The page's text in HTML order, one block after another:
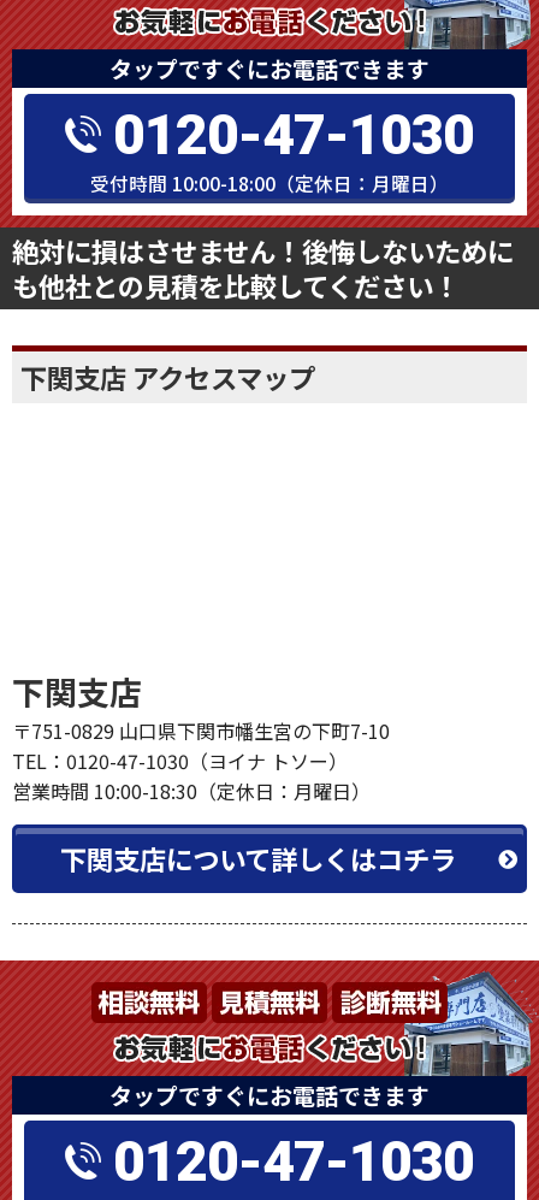
タップですぐにお電話できます
0120-47-1030
受付時間 10:00-18:00（定休日：月曜日）
絶対に損はさせません！後悔しないために
も他社との見積を比較してください！
下関支店 アクセスマップ
下関支店
〒751-0829 山口県下関市幡生宮の下町7-10
TEL：0120-47-1030（ヨイナ トソー）
営業時間 10:00-18:30（定休日：月曜日）
下関支店について詳しくはコチラ
タップですぐにお電話できます
0120-47-1030